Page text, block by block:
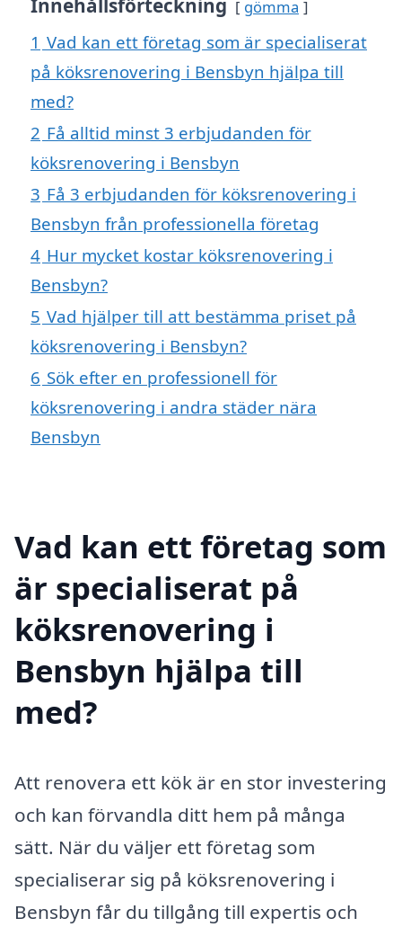
Innehållsförteckning gömma
1 Vad kan ett företag som är specialiserat
på köksrenovering i Bensbyn hjälpa till
med?
2 Få alltid minst 3 erbjudanden för
köksrenovering i Bensbyn
3 Få 3 erbjudanden för köksrenovering i
Bensbyn från professionella företag
4 Hur mycket kostar köksrenovering i
Bensbyn?
5 Vad hjälper till att bestämma priset på
köksrenovering i Bensbyn?
6 Sök efter en professionell för
köksrenovering i andra städer nära
Bensbyn
Vad kan ett företag som
är specialiserat på
köksrenovering i
Bensbyn hjälpa till
med?
Att renovera ett kök är en stor investering
och kan förvandla ditt hem på många
sätt. När du väljer ett företag som
specialiserar sig på köksrenovering i
Bensbyn får du tillgång till expertis och